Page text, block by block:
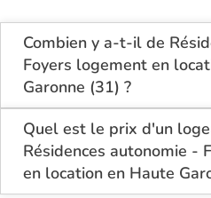
Combien y a-t-il de
Foyers logement en
Garonne (31) ?
Sur le site Logement-
actuellement 20
logement en location en
Quel est le prix d'un
Résidences autonomie -
en location en Haute
Le tarif minimum d'un